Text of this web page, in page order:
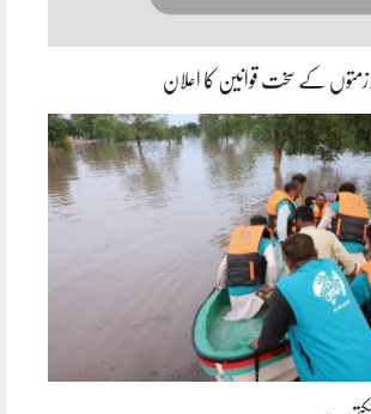
ملازمتوں کے سخت قوانین کا اعلان